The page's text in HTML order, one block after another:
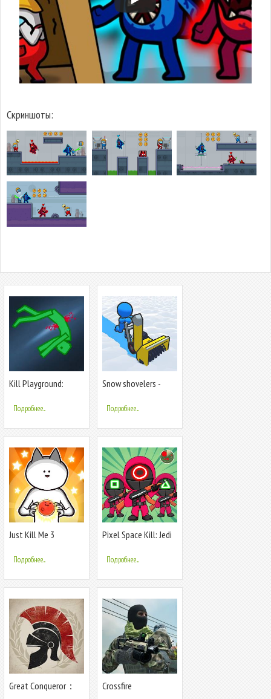
Скриншоты:
Kill Playground:
Подробнее...
Snow shovelers -
Подробнее...
Just Kill Me 3
Подробнее...
Pixel Space Kill: Jedi
Подробнее...
Great Conqueror：
Crossfire